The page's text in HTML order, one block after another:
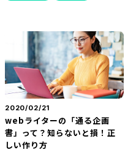
2020/02/21
webライターの「通る企画
書」って？知らないと損！正
しい作り方